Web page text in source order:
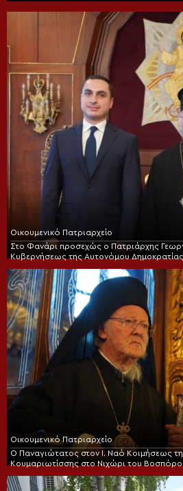
Οικουμενικό Πατριαρχείο
Στο Φανάρι προσεχώς ο Πατριάρχης
Κυβερνήσεως της Αυτονόμου Δημοκρατίας
Οικουμενικό Πατριαρχείο
Ο Παναγιώτατος στον Ι. Ναό Κοιμήσεως
Κουμαριωτίσσης στο Νιχώρι του